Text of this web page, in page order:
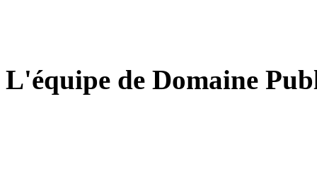
L'équipe de Domaine